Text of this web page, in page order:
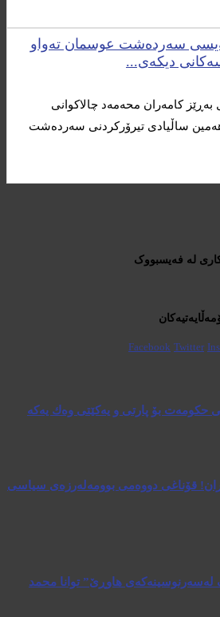
سەردەشت عوسمان تەواو
دیکەی...
بەڕێز کامەران محەمەد چالاکوانی
سەبارەت بە١٢هەمین ساڵیادی تیرۆرکردنی سەردەشت
لە فەیسبووک
Facebook Twitter
حكومەت بۆ پارتی و یەكێتی وەك یەكە
قۆناغی دووەمی بوومەلەرزەی سیاسی
لەسەرنوسینەکەی هاوڕێ” توانا محمد